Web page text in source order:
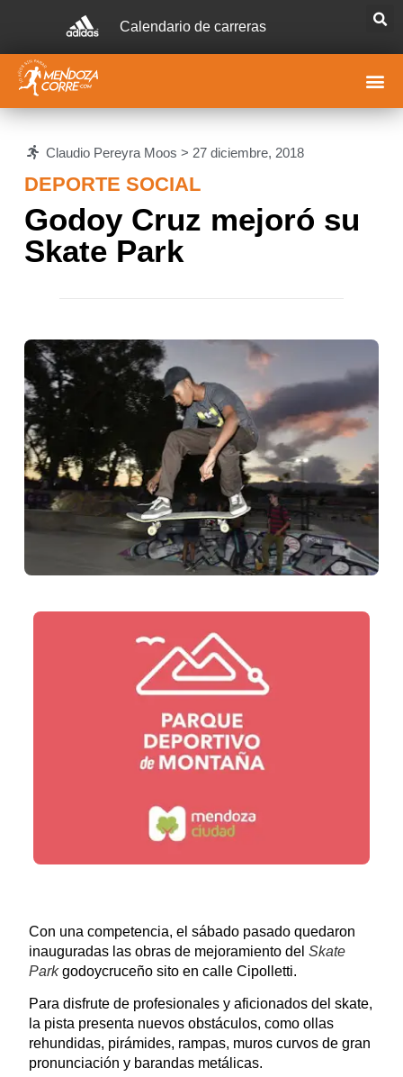
Calendario de carreras
Claudio Pereyra Moos > 27 diciembre, 2018
DEPORTE SOCIAL
Godoy Cruz mejoró su
Skate Park
Con una competencia, el sábado pasado quedaron
inauguradas las obras de mejoramiento del Skate
Parkgodoycruceño sito en calle Cipolletti.
Para disfrute de profesionales y aficionados del skate,
la pista presenta nuevos obstáculos, como ollas
rehundidas, pirámides, rampas, muros curvos de gran
pronunciación y barandas metálicas.